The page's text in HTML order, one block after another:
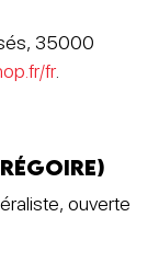
35000
fr.
ouverte